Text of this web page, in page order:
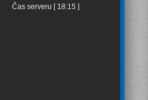
Čas serveru [ 18:15 ]